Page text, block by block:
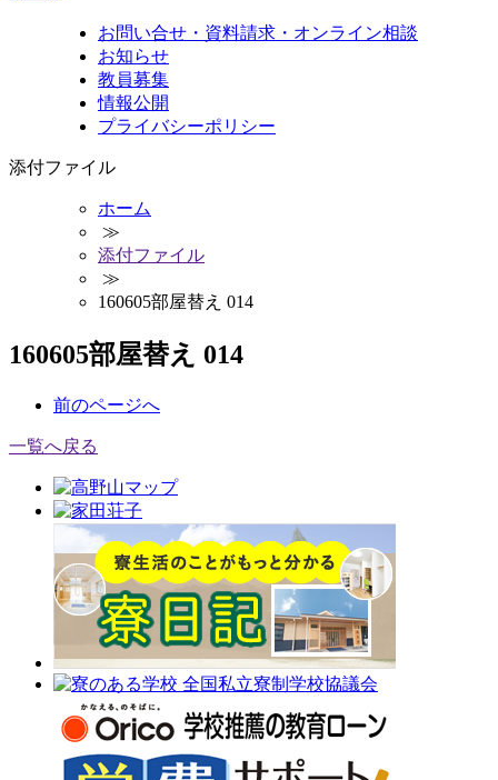
お問い合せ・資料請求・オンライン相談
お知らせ
教員募集
情報公開
プライバシーポリシー
添付ファイル
ホーム
≫
添付ファイル
≫
160605部屋替え 014
160605部屋替え 014
前のページへ
一覧へ戻る